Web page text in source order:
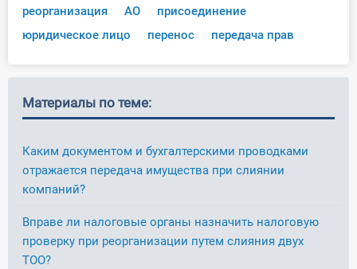
реорганизация АО
присоединение
юридическое лицо
перенос передача прав
Материалы по теме:
Каким документом и бухгалтерскими проводками
отражается передача имущества при слиянии
компаний?
Вправе ли налоговые органы назначить налоговую
проверку при реорганизации путем слияния двух
ТОО?